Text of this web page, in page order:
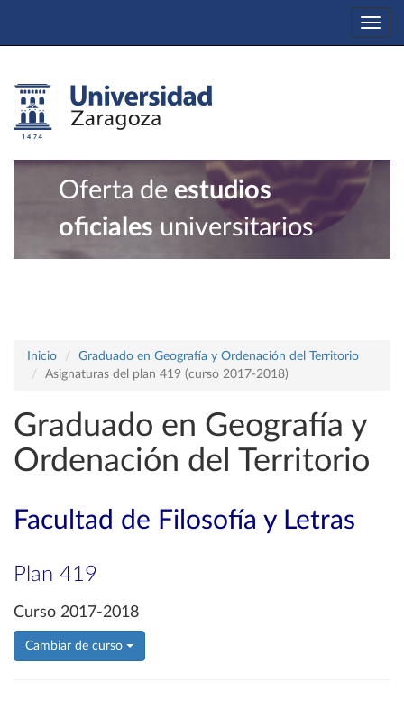
Oferta de estudios
oficiales universitarios
Inicio
Graduado en Geografía y Ordenación del Territorio
Asignaturas del plan 419 (curso 2017-2018)
Graduado en Geografía y
Ordenación del Territorio
Facultad de Filosofía y Letras
Plan 419
Curso 2017-2018
Cambiar de curso